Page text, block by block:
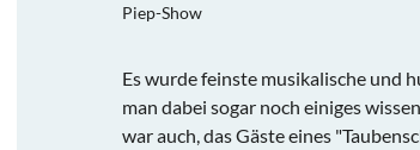
Piep-Show
Es wurde feinste musikalische und
man dabei sogar noch einiges
war auch, das Gäste eines